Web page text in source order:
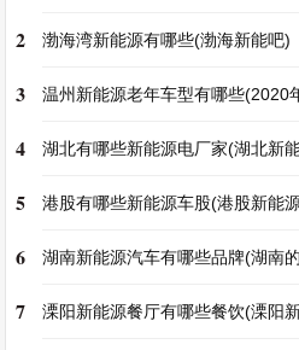
2 渤海湾新能源有哪些(渤海新能吧)
3 温州新能源老年车型有哪些(2020
4 湖北有哪些新能源电厂家(湖北新
5 港股有哪些新能源车股(港股新能
6 湖南新能源汽车有哪些品牌(湖南
7 溧阳新能源餐厅有哪些餐饮(溧阳